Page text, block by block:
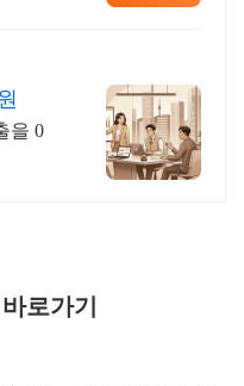
을 0
로가기